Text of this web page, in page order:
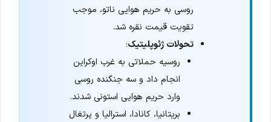
روسی به حریم هوایی ناتو، موجب
تقویت قیمت نقره شد.
تحولات ژئوپلیتیک:
روسیه حملاتی به غرب اوکراین
انجام داد و سه جنگنده روسی
وارد حریم هوایی استونی شدند.
بریتانیا، کانادا، استرالیا و پرتغال